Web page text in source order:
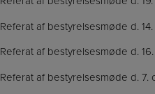
Referat af bestyrelsesmøde d.
Referat af bestyrelsesmøde d.
Referat af bestyrelsesmøde d.